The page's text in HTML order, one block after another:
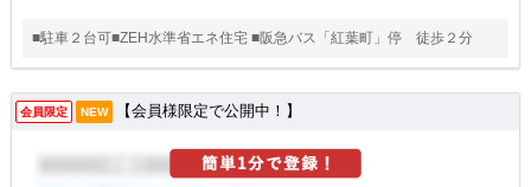
■駐車２台可■ZEH水準省エネ住宅 ■阪急バス「紅葉町」停 徒歩２分
会員限定 NEW 【会員様限定で公開中！】